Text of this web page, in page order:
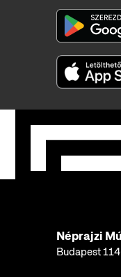
Néprajzi
Budapest